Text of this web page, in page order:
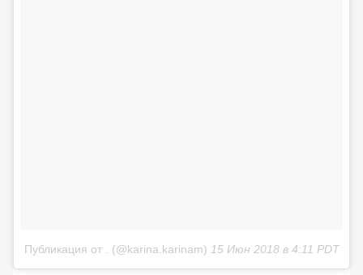
Публикация от . (@karina.karinam) 15 Июн 2018 в 4:11 PDT